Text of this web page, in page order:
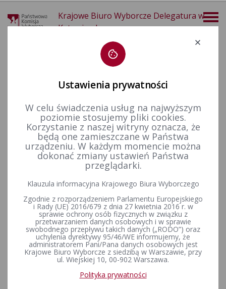
Krajowe Biuro Wyborcze Delegatura w
Katowicach
Wybory samorządowe i referenda lokalne Wybory samorządowe w 2024 r. Kandydaci na radnych
Postanowienie nr 430/2024 Komisarza Wyborczego w
uchwały Miejskiej Komisji Wyborczej w Bytomiu nr 28 z dnia 6
marca 2024 r.
WZORY DOKUMENTÓW - zgłaszanie list kandydatów na
radnych oraz kandydatów na wójta/burmistrza/prezydenta -
Wybory Samorządowe 2024 r.
Ustawienia prywatności
W celu świadczenia usług na najwyższym
poziomie stosujemy pliki cookies.
Korzystanie z naszej witryny oznacza, że
będą one zamieszczane w Państwa
urządzeniu. W każdym momencie można
dokonać zmiany ustawień Państwa
przeglądarki.
Klauzula informacyjna Krajowego Biura Wyborczego
Zgodnie z rozporządzeniem Parlamentu Europejskiego
i Rady (UE) 2016/679 z dnia 27 kwietnia 2016 r. w
sprawie ochrony osób fizycznych w związku z
przetwarzaniem danych osobowych i w sprawie
swobodnego przepływu takich danych („RODO”) oraz
uchylenia dyrektywy 95/46/WE informujemy, że
administratorem Pani/Pana danych osobowych jest
Krajowe Biuro Wyborcze z siedzibą w Warszawie, przy
ul. Wiejskiej 10, 00-902 Warszawa.
Polityka prywatności